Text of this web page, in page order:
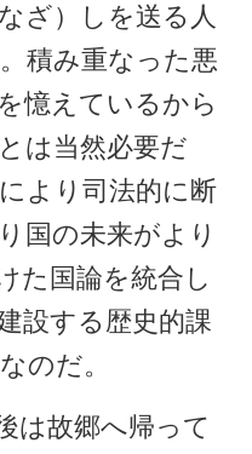
ざ）しを送る人
積み重なった悪
憶えているから
は当然必要だ
より司法的に断
国の未来がより
た国論を統合し
設する歴史的課
のだ。
は故郷へ帰って